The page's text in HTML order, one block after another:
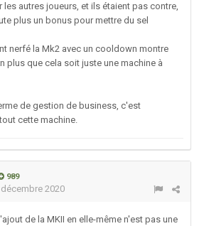
les autres joueurs, et ils étaient pas contre,
plus un bonus pour mettre du sel
nerfé la Mk2 avec un cooldown montre
plus que cela soit juste une machine à
de gestion de business, c'est
cette machine.
989
décembre 2020
de la MKII en elle-même n'est pas une